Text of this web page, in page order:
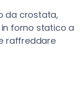
da crostata,
forno statico a
raffreddare